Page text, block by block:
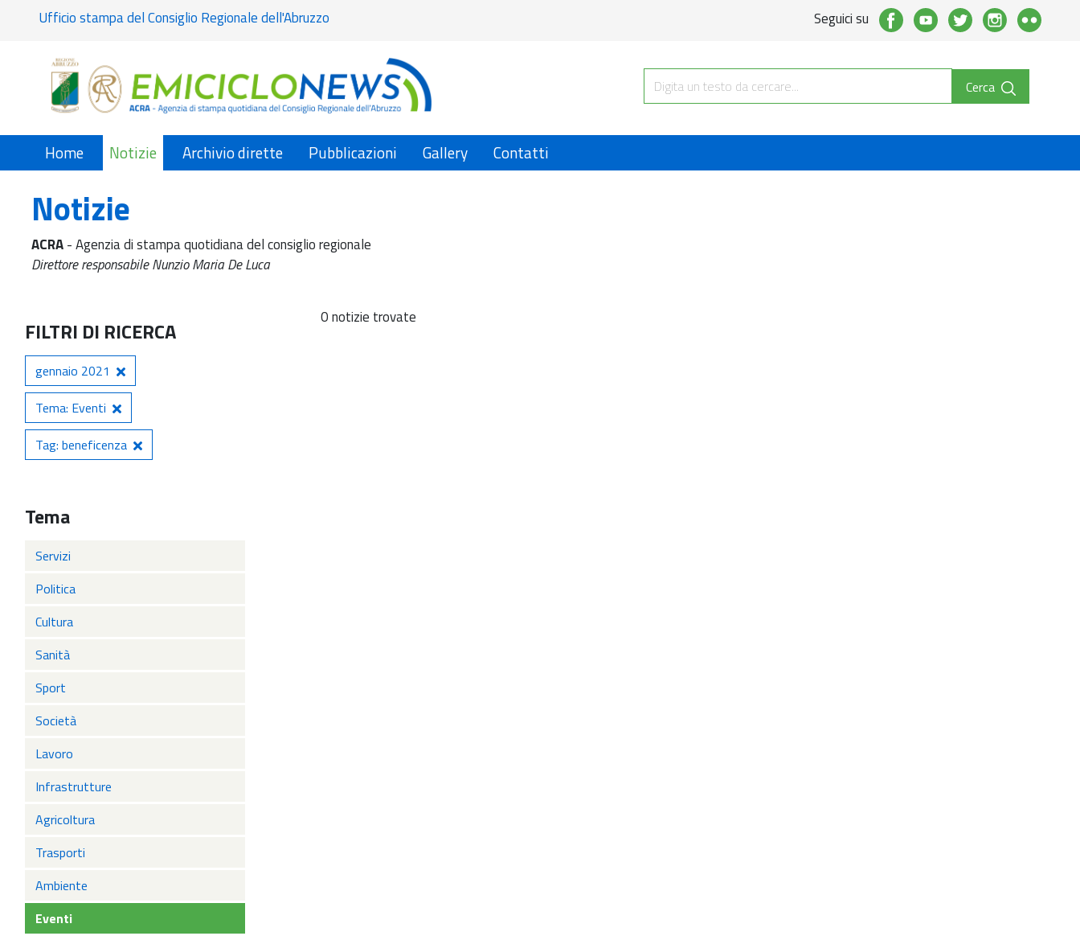
Ufficio stampa del Consiglio Regionale dell'Abruzzo Seguici su
Cerca
Home Notizie Archivio dirette Pubblicazioni Gallery Contatti
Notizie
ACRA- Agenzia di stampa quotidiana del consiglio regionale
Direttore responsabile Nunzio Maria De Luca
FILTRI DI RICERCA
gennaio 2021
Tema: Eventi
Tag: beneficenza
Tema
Servizi
Politica
Cultura
Sanità
Sport
Società
Lavoro
Infrastrutture
Agricoltura
Trasporti
Ambiente
Eventi
0 notizie trovate